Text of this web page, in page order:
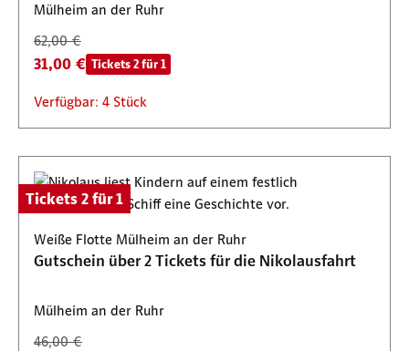
Mülheim an der Ruhr
62,00 €
31,00 € Tickets 2 für 1
Verfügbar: 4 Stück
Tickets 2 für 1
Weiße Flotte Mülheim an der Ruhr
Gutschein über 2 Tickets für die Nikolausfahrt
Mülheim an der Ruhr
46,00 €